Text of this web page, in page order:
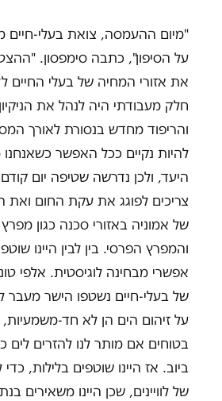
"מיום ההעמסה, צואת בעלי-חיים
על הסיפון", כתבה סימפסון.
את אזורי המחיה של בעלי החיים
חלק מעבודתי היה לנהל את
והריפוד מחדש בנסורת לאורך
להיות נקיים ככל האפשר כשאנחנו
היעד, ולכן נדרשה שטיפה יום קודם
צריכים לפוגג את עקת החום ואת
של אמוניה באזורי סכנה כגון
והמפרץ הפרסי. בין לבין היינו
אפשרי מבחינה לוגיסטית. אלפי
של בעלי-חיים נשטפו הישר מעבר
על זיהום הים הן לא חד-משמעיות,
בטוחים אם מותר לנו להזרים לים
ביוב. אז היינו שוטפים בלילות,
של לוויינים, שכן היינו משאירים